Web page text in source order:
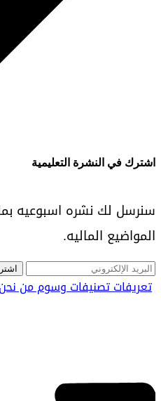
اشترك في النشرة التعليمية
سنرسل لك نشره اسبوعيه
المواضيع الماليه.
تعريفاتتصنيفاتوسوممن